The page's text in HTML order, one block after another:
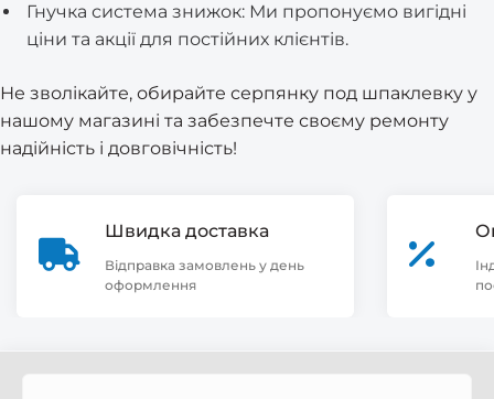
Гнучка система знижок: Ми пропонуємо вигідні
ціни та акції для постійних клієнтів.
Не зволікайте, обирайте серпянку под шпаклевку у
нашому магазині та забезпечте своєму ремонту
надійність і довговічність!
Швидка доставка
Відправка замовлень у день
оформлення